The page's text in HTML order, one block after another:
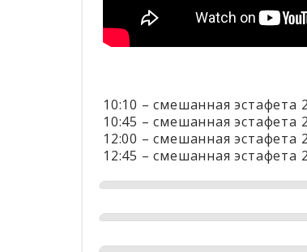
10:10 – смешанная эстафета
10:45 – смешанная эстафета
12:00 – смешанная эстафета
12:45 – смешанная эстафета